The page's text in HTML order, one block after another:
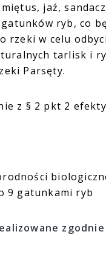
jaź,
ryb, co
rzeki w celu
tarlisk i
Parsęty.
z § 2 pkt 2 efekty
9 gatunkami ryb